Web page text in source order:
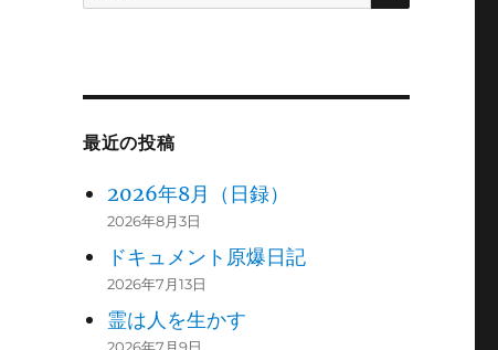
索:
最近の投稿
2026年8月（日録）
2026年8月3日
ドキュメント原爆日記
2026年7月13日
霊は人を生かす